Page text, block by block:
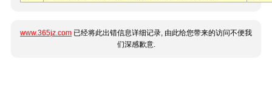
www.365jz.com 已经将此出错信息详细记录, 由此给您带来的访问不便我
们深感歉意.